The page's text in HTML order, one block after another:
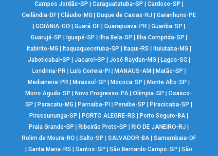
Campos Jordão-SP
Caraguatatuba-SP Cardoso-SP
Ceilândia-DF| Cláudio-MG Duque de Caxias-RJ
Garanhuns-PE
GOIÂNIA-GO Guará-DF| Guarapuava-PR| Guariba-SP
Guarujá-SP
Iguapé-SP Ilha Bela-SP Ilha Comprida-SP
Itabirito-MG
Itaquaquecetuba-SP Itaqui-RS Ituiutaba-MG
Jaboticabal-SP
Jacareí-SP José Raydan-MG Lages-SC|
Londrina-PR| Luís Correia-PI MANAUS-AM Matão-SP
Medianeira-PR
Mirassol-SP Mococa-SP Monte Alto-SP
Morro Agudo-SP
Novo Progresso-PA |Olímpia-SP |Osasco-
SP
Paracatu-MG Parnaíba-PI Peruíbe-SP Piracicaba-SP
Pirassununga-SP
PORTO ALEGRE-RS Porto Seguro-BA
Praia Grande-SP
Ribeirão Preto-SP RIO DE JANEIRO-RJ
Rolim de Moura-RO
Salto-SP SALVADOR-BA| Samambaia-DF
|Santa Maria-RS |Santos-SP |São Bernardo Campo-SP |São